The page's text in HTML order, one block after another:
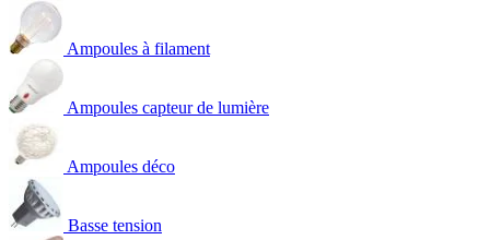
Ampoules à filament
Ampoules capteur de lumière
Ampoules déco
Basse tension